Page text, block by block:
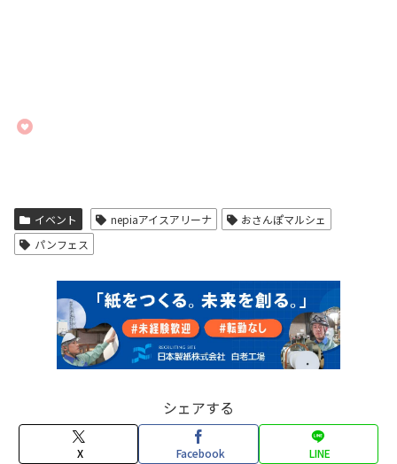
イベント nepiaアイスアリーナ
おさんぽマルシェ
パンフェス
シェアする
X Facebook LINE